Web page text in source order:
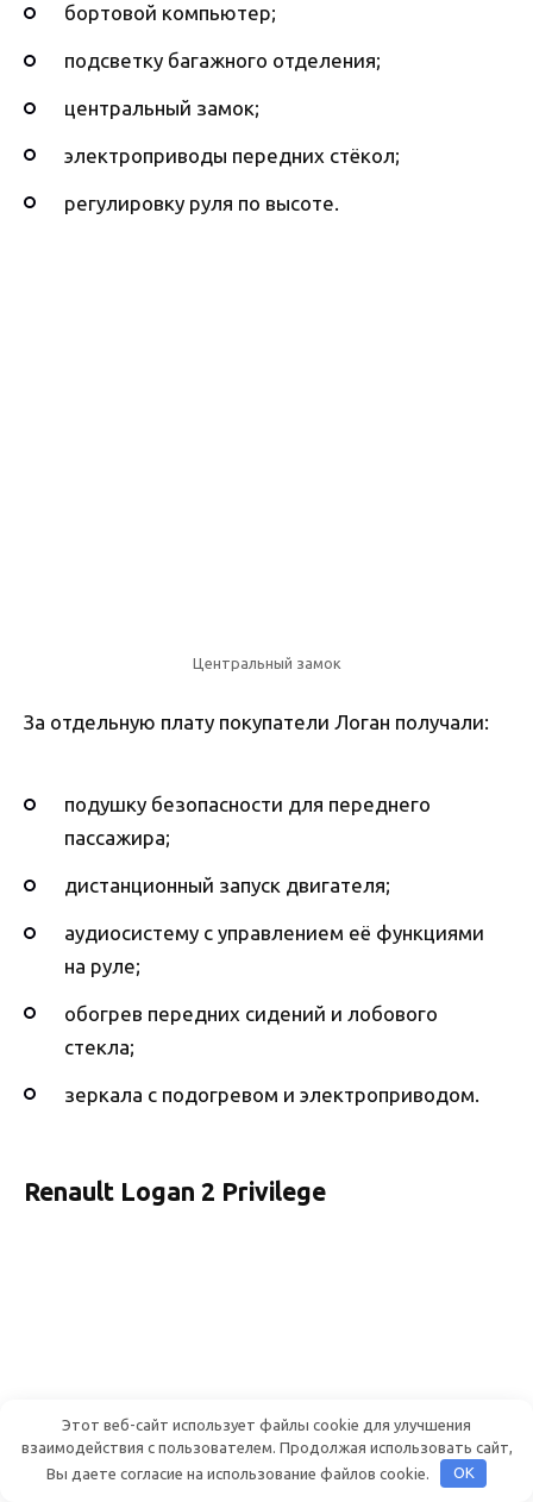
бортовой компьютер;
подсветку багажного отделения;
центральный замок;
электроприводы передних стёкол;
регулировку руля по высоте.
Центральный замок
За отдельную плату покупатели Логан получали:
подушку безопасности для переднего
пассажира;
дистанционный запуск двигателя;
аудиосистему с управлением её функциями
на руле;
обогрев передних сидений и лобового
стекла;
зеркала с подогревом и электроприводом.
Renault Logan 2 Privilege
Этот веб-сайт использует файлы cookie для улучшения
взаимодействия с пользователем. Продолжая использовать сайт,
Вы даете согласие на использование файлов cookie.
OK